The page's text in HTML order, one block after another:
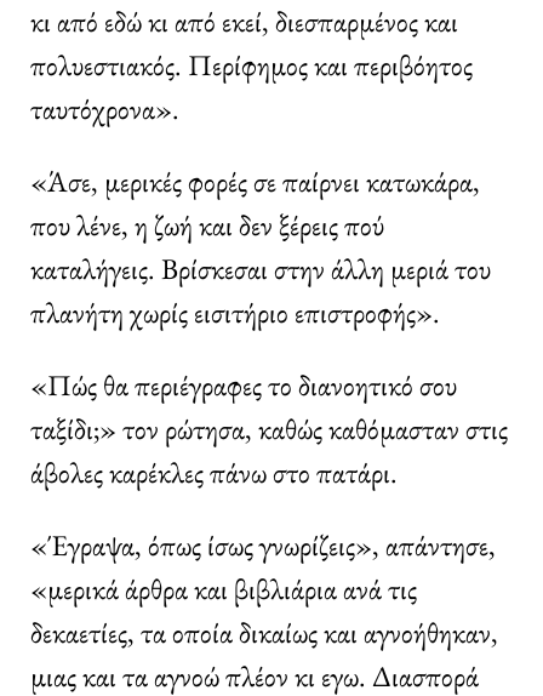
κι από εδώ κι από εκεί, διεσπαρμένος και
πολυεστιακός. Περίφημος και περιβόητος
ταυτόχρονα».
«Άσε, μερικές φορές σε παίρνει κατωκάρα,
που λένε, η ζωή και δεν ξέρεις πού
καταλήγεις. Βρίσκεσαι στην άλλη μεριά του
πλανήτη χωρίς εισιτήριο επιστροφής».
«Πώς θα περιέγραφες το διανοητικό σου
ταξίδι;» τον ρώτησα, καθώς καθόμασταν στις
άβολες καρέκλες πάνω στο πατάρι.
«Έγραψα, όπως ίσως γνωρίζεις», απάντησε,
«μερικά άρθρα και βιβλιάρια ανά τις
δεκαετίες, τα οποία δικαίως και αγνοήθηκαν,
μιας και τα αγνοώ πλέον κι εγω. Διασπορά